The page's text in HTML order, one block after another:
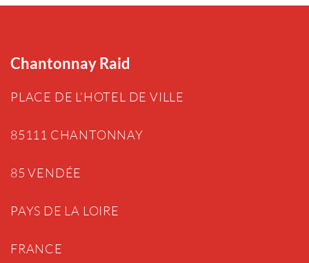
Chantonnay Raid
PLACE DE L’HOTEL DE VILLE
85111 CHANTONNAY
85 VENDÉE
PAYS DE LA LOIRE
FRANCE